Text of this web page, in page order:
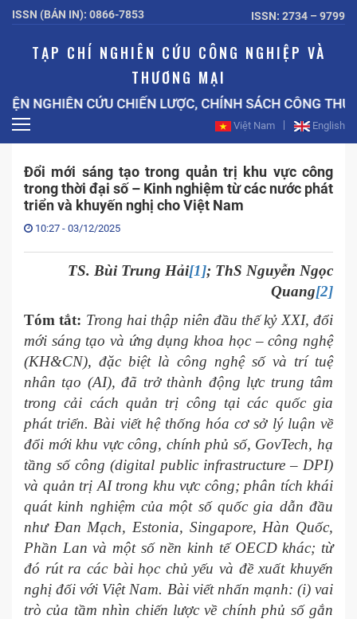
ISSN (BẢN IN): 0866-7853 ISSN: 2734 – 9799
TẠP CHÍ NGHIÊN CỨU CÔNG NGHIỆP VÀ
THƯƠNG MẠI
CỨU CHIẾN LƯỢC, CHÍNH SÁCH CÔNG THƯƠNG BỘ
Việt Nam English
Đổi mới sáng tạo trong quản trị khu vực công
trong thời đại số – Kinh nghiệm từ các nước phát
triển và khuyến nghị cho Việt Nam
10:27 - 03/12/2025
TS. Bùi Trung Hải[1]; ThS Nguyễn Ngọc
Quang[2]
Tóm tắt: Trong hai thập niên đầu thế kỷ XXI, đổi
mới sáng tạo và ứng dụng khoa học – công nghệ
(KH&CN), đặc biệt là công nghệ số và trí tuệ
nhân tạo (AI), đã trở thành động lực trung tâm
trong cải cách quản trị công tại các quốc gia
phát triển. Bài viết hệ thống hóa cơ sở lý luận về
đổi mới khu vực công, chính phủ số, GovTech, hạ
tầng số công (digital public infrastructure – DPI)
và quản trị AI trong khu vực công; phân tích khái
quát kinh nghiệm của một số quốc gia dẫn đầu
như Đan Mạch, Estonia, Singapore, Hàn Quốc,
Phần Lan và một số nền kinh tế OECD khác; từ
đó rút ra các bài học chủ yếu và đề xuất khuyến
nghị đối với Việt Nam. Bài viết nhấn mạnh: (i) vai
trò của tầm nhìn chiến lược về chính phủ số gắn